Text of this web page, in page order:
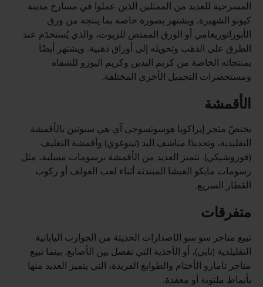
المسرحية للعديد من الممثلين الذين عملوا في مسارح مدينة
كيوتو الشهيرة. ويشتهر بصورة خاصة بما ينتجه من ورق
الأبوراتوريغامي أو الورق الممتص للزيوت، والذي يُستخدَم عند
الطرق على الذهب وتحويله إلى أوراق ذهبية. ويشتهر أيضًا
بمنتجاته الخاصة من كريم اليدين وكريم اليوزو للشفاه
ومستحضرات التجميل الأخرى المختلفة.
الأقمشة
يختصّ متجر إيراكويا هوسوتسوجي آي-هي سيوتين بالأقمشة
التقليدية، وتحديدًا مناشف اليد (تينوغوي) وأقمشة التغليف
(فوروشيكي). تتميز العديد من الأقمشة برسومات مسلية، مثل
رسومات مايكو الغيشا المبتدئة أثناء لعب الغولف أو ركوب
القطار السريع.
متفرقات
تبيع متاجر سو سو الإصدارات الحديثة من الجوارب اليابانية
التقليلدية (تابي)، أو الأحذية التي تفصل بين الأصابع. بينما تبيع
متاجر تامارو الأختام والطوابع الفريدة، التي يتميز العديد منها
بأنماط ملتوية أو معقدة.